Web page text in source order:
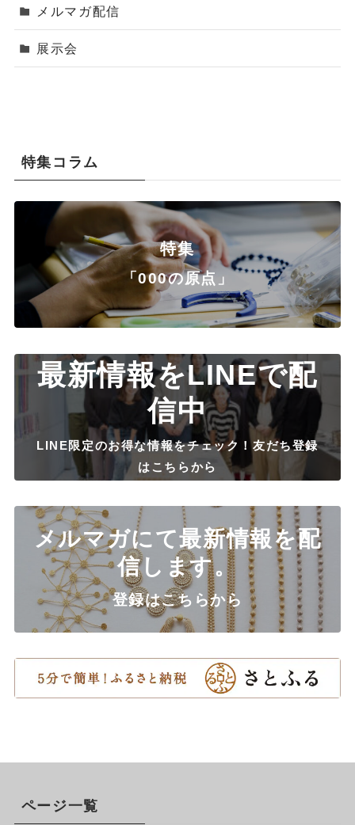
メルマガ配信
展示会
特集コラム
特集
「000の原点」
最新情報をLINEで配
信中
LINE限定のお得な情報をチェック！友だち登録
はこちらから
メルマガにて最新情報を配
信します。
登録はこちらから
ページ一覧